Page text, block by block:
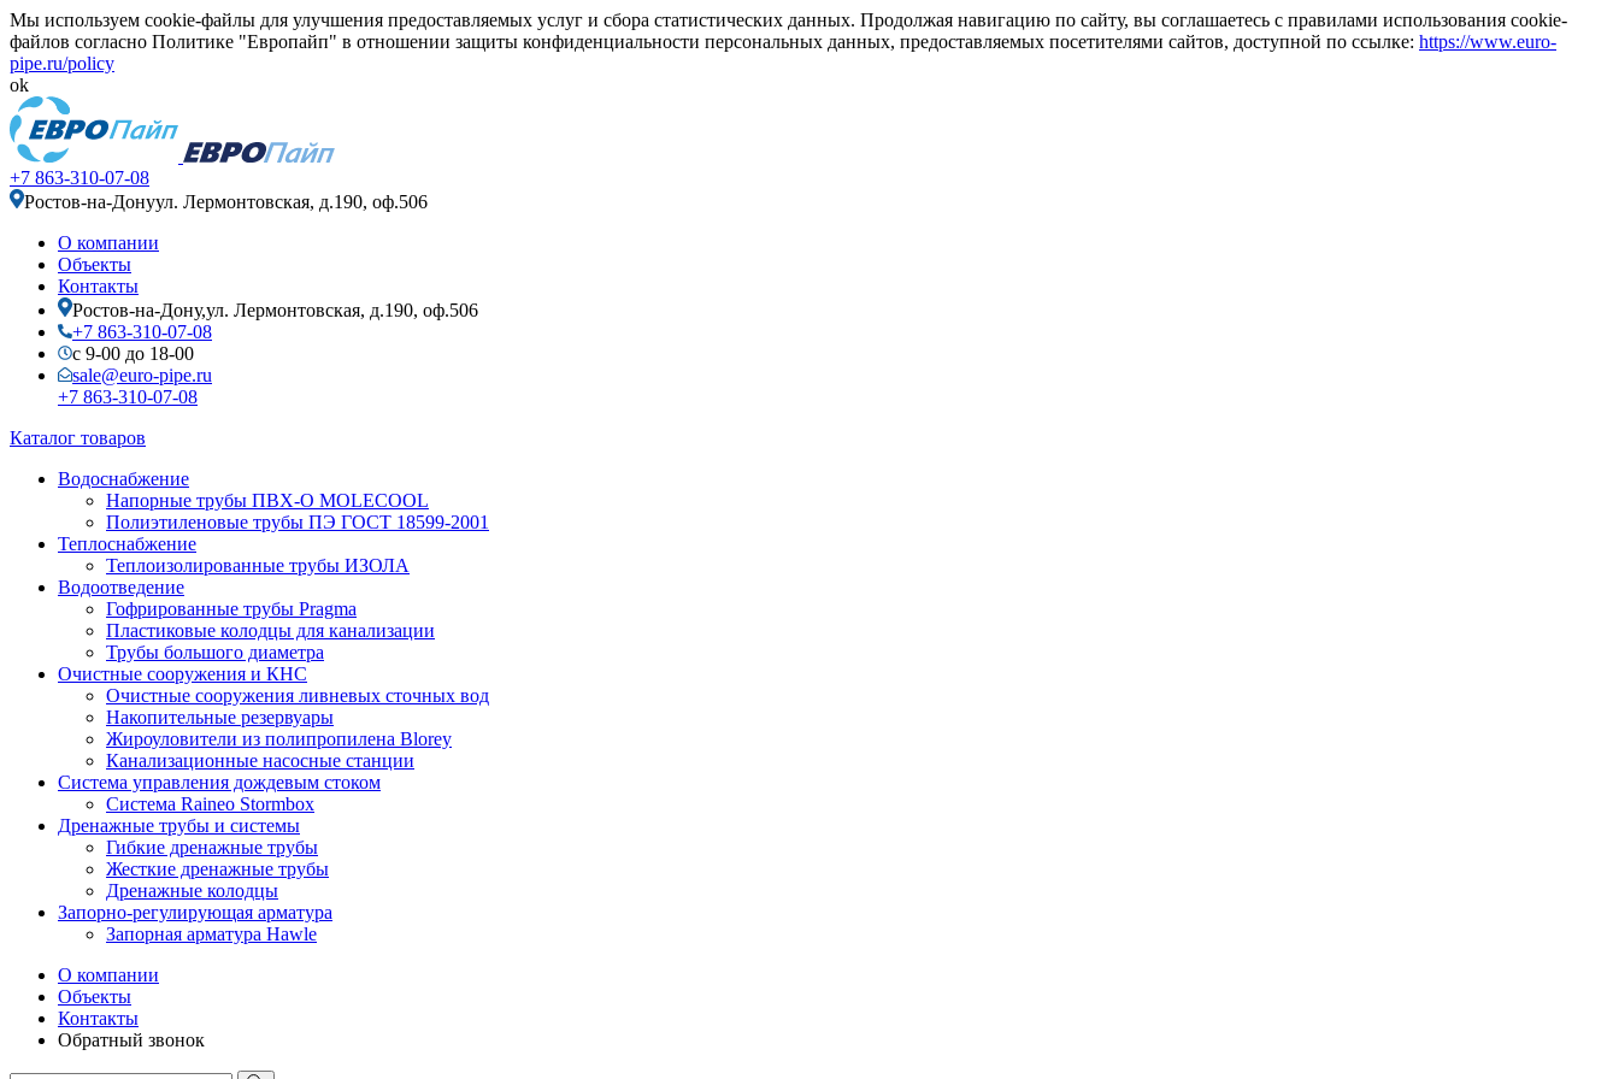
Мы используем cookie-файлы для улучшения предоставляемых услуг и сбора статистических данных. Продолжая навигацию по сайту, вы соглашаетесь с правилами использования cookie-
файлов согласно Политике "Европайп" в отношении защиты конфиденциальности персональных данных, предоставляемых посетителями сайтов, доступной по ссылке: https://www.euro-
pipe.ru/policy
ok
+7 863-310-07-08
Ростов-на-Донуул. Лермонтовская, д.190, оф.506
О компании
Объекты
Контакты
Ростов-на-Дону,ул. Лермонтовская, д.190, оф.506
+7 863-310-07-08
с 9-00 до 18-00
sale@euro-pipe.ru
+7 863-310-07-08
Каталог товаров
Водоснабжение
Напорные трубы ПВХ-О MOLECOOL
Полиэтиленовые трубы ПЭ ГОСТ 18599-2001
Теплоснабжение
Теплоизолированные трубы ИЗОЛА
Водоотведение
Гофрированные трубы Pragma
Пластиковые колодцы для канализации
Трубы большого диаметра
Очистные сооружения и КНС
Очистные сооружения ливневых сточных вод
Накопительные резервуары
Жироуловители из полипропилена Blorey
Канализационные насосные станции
Система управления дождевым стоком
Система Raineo Stormbox
Дренажные трубы и системы
Гибкие дренажные трубы
Жесткие дренажные трубы
Дренажные колодцы
Запорно-регулирующая арматура
Запорная арматура Hawle
О компании
Объекты
Контакты
Обратный звонок